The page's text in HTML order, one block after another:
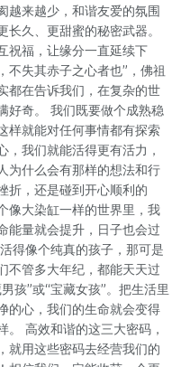
越来越少，和谐友爱的氛围
久、更甜蜜的秘密武器。
祝福，让缘分一直延续下
不失其赤子之心者也”，佛祖
都在告诉我们，在复杂的世
好奇。 我们既要做个成熟稳
样就能对任何事情都有探索
，我们就能活得更有活力，
为什么会有那样的想法和行
折，还是碰到开心顺利的
像大染缸一样的世界里，我
能量就会提升，日子也会过
得像个纯真的孩子，那可是
不管多大年纪，都能天天过
孩”或“宝藏女孩”。把生活里
的心，我们的生命就会变得
高效和谐的这三大密码，
就用这些密码去经营我们的